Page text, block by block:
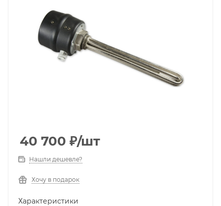
40 700 ₽/шт
Нашли дешевле?
Хочу в подарок
Характеристики